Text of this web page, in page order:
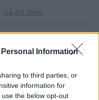
Information
to third parties, or
information for
the below opt-out
06.02.2025
Mad Viral